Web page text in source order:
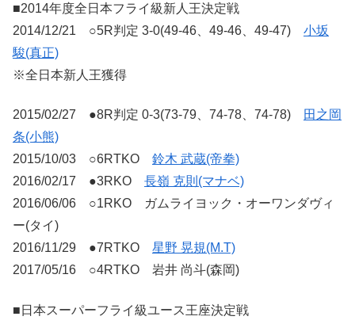
■2014年度全日本フライ級新人王決定戦
2014/12/21 ○5R判定 3-0(49-46、49-46、49-47) 小坂
駿(真正)
※全日本新人王獲得
2015/02/27 ●8R判定 0-3(73-79、74-78、74-78)
田之岡
条(小熊)
2015/10/03 ○6RTKO 鈴木 武蔵(帝拳)
2016/02/17 ●3RKO 長嶺 克則(マナベ)
2016/06/06 ○1RKO ガムライヨック・オーワンダヴィ
ー(タイ)
2016/11/29 ●7RTKO 星野 晃規(M.T)
2017/05/16 ○4RTKO 岩井 尚斗(森岡)
■日本スーパーフライ級ユース王座決定戦